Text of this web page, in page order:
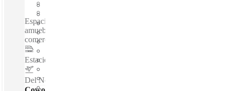
Espacios de coworking / Espacio de oficina totalmente
amueblado - Ubicación prestigiosa y estratégica - Distrito
comercial y de negocios de más rápido crecimiento ...
Estacion de Metro ALAMEDA
Del Norte International Airport